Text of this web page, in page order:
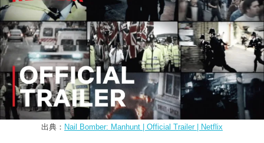
出典： Nail Bomber: Manhunt | Official Trailer | Netflix